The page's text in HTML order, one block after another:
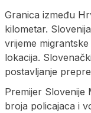
Granica između
kilometar.
vrijeme
lokacija.
postavljanje
Premijer Slovenije
broja policajaca i